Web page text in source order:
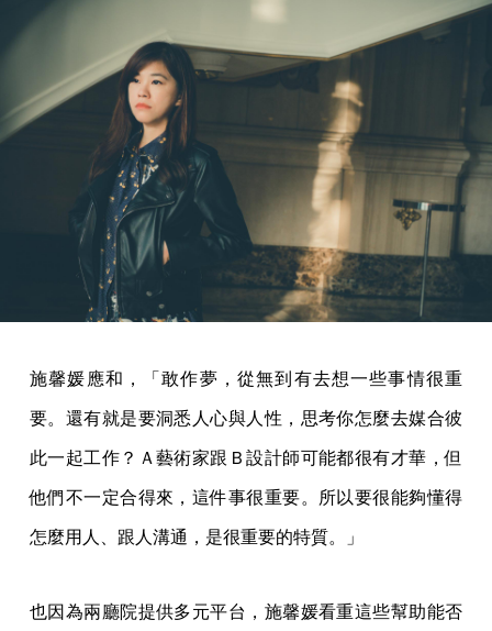
施馨媛應和，「敢作夢，從無到有去想一些事情很重
要。還有就是要洞悉人心與人性，思考你怎麼去媒合彼
此一起工作？Ａ藝術家跟Ｂ設計師可能都很有才華，但
他們不一定合得來，這件事很重要。所以要很能夠懂得
怎麼用人、跟人溝通，是很重要的特質。」
也因為兩廳院提供多元平台，施馨媛看重這些幫助能否